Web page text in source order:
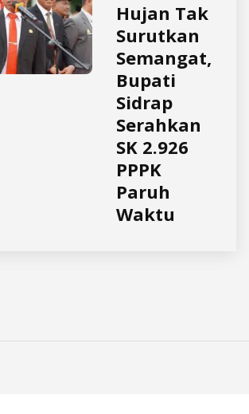
Hujan Tak
Surutkan
Semangat,
Bupati
Sidrap
Serahkan
SK 2.926
PPPK
Paruh
Waktu